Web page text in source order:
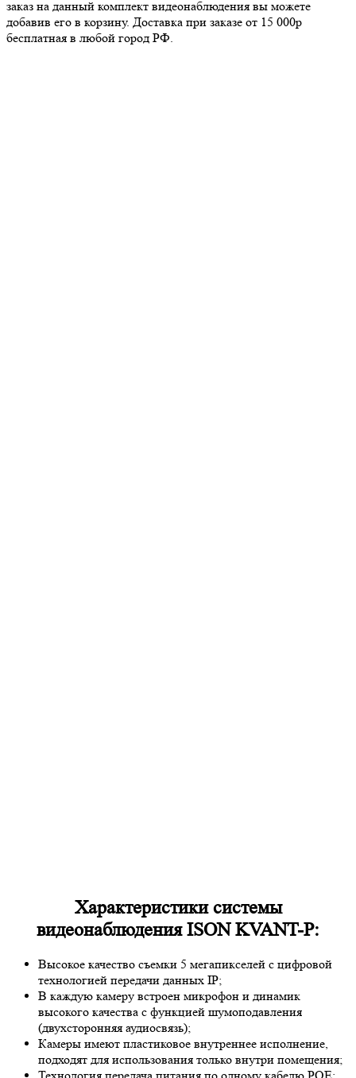
заказ на данный комплект видеонаблюдения вы можете
добавив его в корзину. Доставка при заказе от 15 000р
бесплатная в любой город РФ.
Характеристики системы
видеонаблюдения ISON KVANT-P:
Высокое качество съемки 5 мегапикселей с цифровой
технологией передачи данных IP;
В каждую камеру встроен микрофон и динамик
высокого качества с функцией шумоподавления
(двухсторонняя аудиосвязь);
Камеры имеют пластиковое внутреннее исполнение,
подходят для использования только внутри помещения;